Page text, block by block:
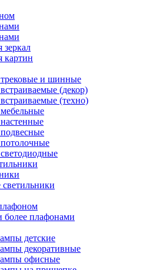
зеркал
картин
и шинные
(декор)
(техно)
более плафонами
детские
декоративные
офисные